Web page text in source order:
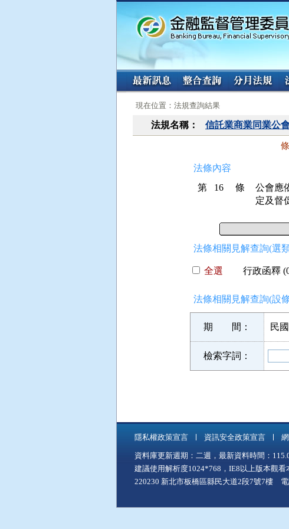
:::
現在位置：法規查詢結果
法規名稱： 信託業商業同業公
法條內容
第 16 條
公會應
定及督
法條相關見解查詢(選
全選 行政函釋
法條相關見解查詢(設
期 間： 民國
檢索字詞：
隱私權政策宣言 資訊安全政策宣言
資料庫更新週期：二週，最新資料時間：
建議使用解析度1024*768，IE8以上版本觀看
220230 新北市板橋區縣民大道2段7號7樓 電